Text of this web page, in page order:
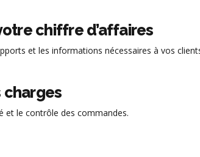
chiffre d’affaires
et les informations nécessaires à vos
charges
et le contrôle des commandes.